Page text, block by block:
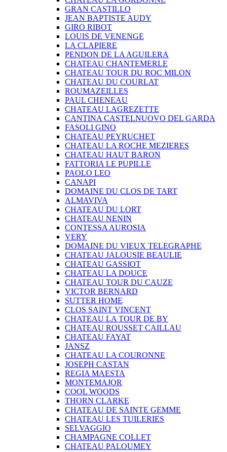
GRAN CASTILLO
JEAN BAPTISTE AUDY
GIRO RIBOT
LOUIS DE VENENGE
LA CLAPIERE
PENDON DE LA AGUILERA
CHATEAU CHANTEMERLE
CHATEAU TOUR DU ROC MILON
CHATEAU DU COURLAT
ROUMAZEILLES
PAUL CHENEAU
CHATEAU LAGREZETTE
CANTINA CASTELNUOVO DEL GARDA
FASOLI GINO
CHATEAU PEYRUCHET
CHATEAU LA ROCHE MEZIERES
CHATEAU HAUT BARON
FATTORIA LE PUPILLE
PAOLO LEO
CANAPI
DOMAINE DU CLOS DE TART
ALMAVIVA
CHATEAU DU LORT
CHATEAU NENIN
CONTESSA AUROSIA
VERY
DOMAINE DU VIEUX TELEGRAPHE
CHATEAU JALOUSIE BEAULIE
CHATEAU GASSIOT
CHATEAU LA DOUCE
CHATEAU TOUR DU CAUZE
VICTOR BERNARD
SUTTER HOME
CLOS SAINT VINCENT
CHATEAU LA TOUR DE BY
CHATEAU ROUSSET CAILLAU
CHATEAU FAYAT
JANSZ
CHATEAU LA COURONNE
JOSEPH CASTAN
REGIA MAESTA
MONTEMAJOR
COOL WOODS
THORN CLARKE
CHATEAU DE SAINTE GEMME
CHATEAU LES TUILERIES
SELVAGGIO
CHAMPAGNE COLLET
CHATEAU PALOUMEY